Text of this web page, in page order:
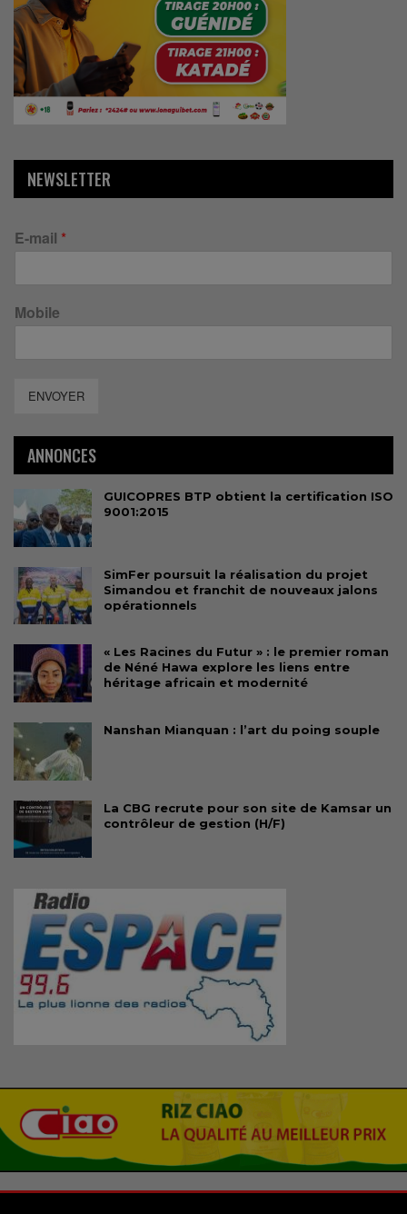
NEWSLETTER
E-mail *
Mobile
ENVOYER
ANNONCES
GUICOPRES BTP obtient la certification ISO
9001:2015
SimFer poursuit la réalisation du projet
Simandou et franchit de nouveaux jalons
opérationnels
« Les Racines du Futur » : le premier roman
de Néné Hawa explore les liens entre
héritage africain et modernité
Nanshan Mianquan : l’art du poing souple
La CBG recrute pour son site de Kamsar un
contrôleur de gestion (H/F)